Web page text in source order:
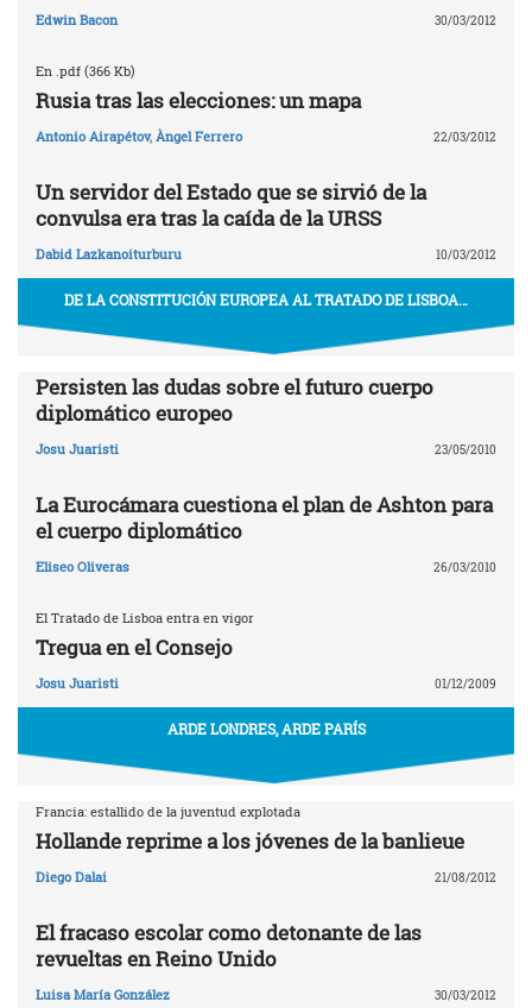
Edwin Bacon 30/03/2012
En .pdf (366 Kb)
Rusia tras las elecciones: un mapa
Antonio Airapétov, Àngel Ferrero 22/03/2012
Un servidor del Estado que se sirvió de la
convulsa era tras la caída de la URSS
Dabid Lazkanoiturburu 10/03/2012
DE LA CONSTITUCIÓN EUROPEA AL TRATADO DE LISBOA…
Persisten las dudas sobre el futuro cuerpo
diplomático europeo
Josu Juaristi 23/05/2010
La Eurocámara cuestiona el plan de Ashton para
el cuerpo diplomático
Eliseo Oliveras 26/03/2010
El Tratado de Lisboa entra en vigor
Tregua en el Consejo
Josu Juaristi 01/12/2009
ARDE LONDRES, ARDE PARÍS
Francia: estallido de la juventud explotada
Hollande reprime a los jóvenes de la banlieue
Diego Dalai 21/08/2012
El fracaso escolar como detonante de las
revueltas en Reino Unido
Luisa María González 30/03/2012